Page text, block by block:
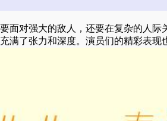
面对强大的敌人，还要在复杂的人
满了张力和深度。演员们的精彩表现